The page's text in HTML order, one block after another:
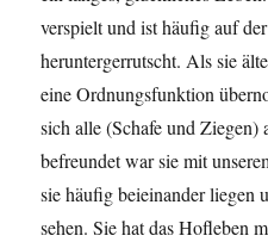
verspielt und ist häufig auf
heruntergerrutscht. Als sie
eine Ordnungsfunktion
sich alle (Schafe und
befreundet war sie mit
sie häufig beieinander liegen
sehen. Sie hat das Hofleben